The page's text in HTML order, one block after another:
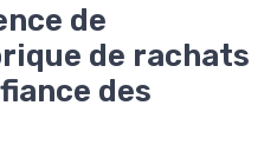
de
de rachats
des